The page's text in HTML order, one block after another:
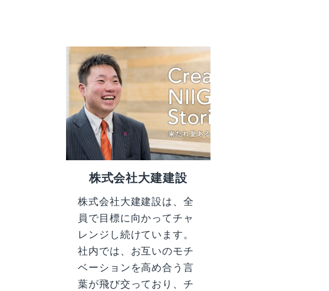
株式会社大建建設
株式会社大建建設は、全
員で目標に向かってチャ
レンジし続けています。
社内では、お互いのモチ
ベーションを高め合う言
葉が飛び交っており、チ